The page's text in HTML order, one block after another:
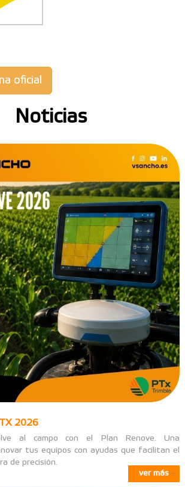
oficial
Noticias
2026
al campo con el Plan Renove. Una
tus equipos con ayudas que facilitan el
de precisión.
ver más